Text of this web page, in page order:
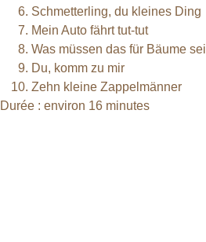
Schmetterling, du kleines Ding
Mein Auto fährt tut-tut
Was müssen das für Bäume
Du, komm zu mir
Zehn kleine Zappelmänner
Durée : environ 16 minutes